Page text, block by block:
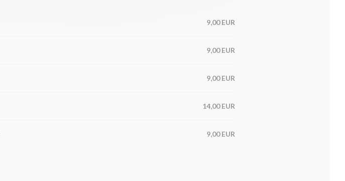
9,00 EUR
9,00 EUR
9,00 EUR
14,00 EUR
9,00 EUR